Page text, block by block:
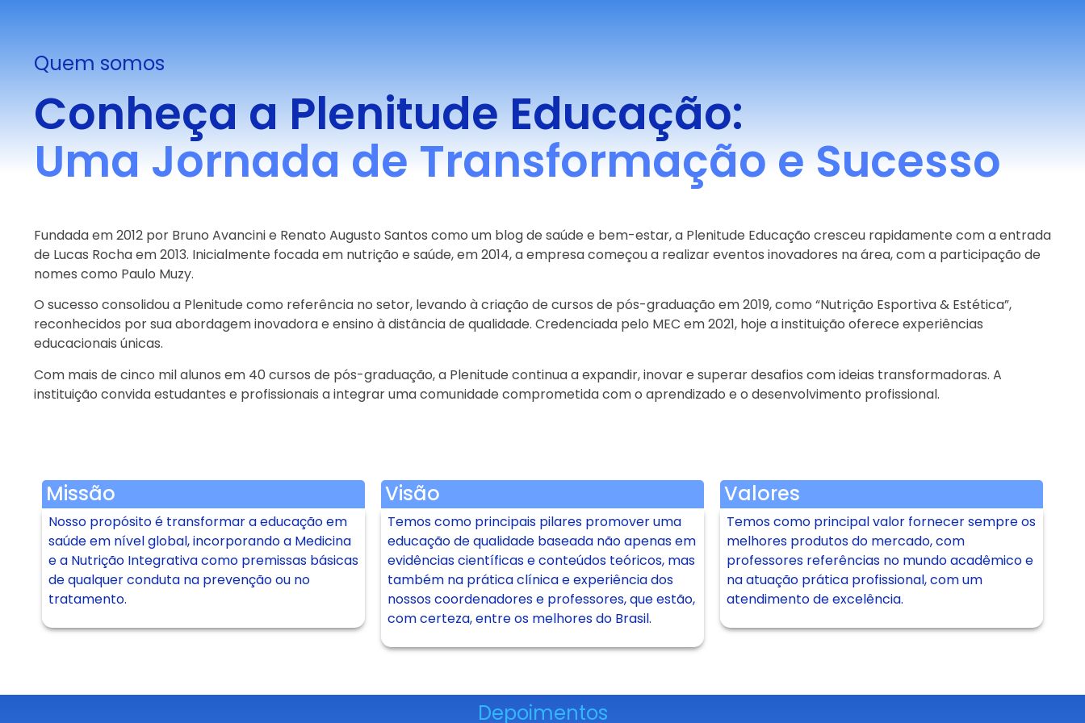
Quem somos
Conheça a Plenitude Educação:
Uma Jornada de Transformação e Sucesso
Fundada em 2012 por Bruno Avancini e Renato Augusto Santos como um blog de saúde e bem-estar, a Plenitude Educação cresceu rapidamente com a entrada
de Lucas Rocha em 2013. Inicialmente focada em nutrição e saúde, em 2014, a empresa começou a realizar eventos inovadores na área, com a participação de
nomes como Paulo Muzy.
O sucesso consolidou a Plenitude como referência no setor, levando à criação de cursos de pós-graduação em 2019, como “Nutrição Esportiva & Estética”,
reconhecidos por sua abordagem inovadora e ensino à distância de qualidade. Credenciada pelo MEC em 2021, hoje a instituição oferece experiências
educacionais únicas.
Com mais de cinco mil alunos em 40 cursos de pós-graduação, a Plenitude continua a expandir, inovar e superar desafios com ideias transformadoras. A
instituição convida estudantes e profissionais a integrar uma comunidade comprometida com o aprendizado e o desenvolvimento profissional.
Missão
Nosso propósito é transformar a educação em
saúde em nível global, incorporando a Medicina
e a Nutrição Integrativa como premissas básicas
de qualquer conduta na prevenção ou no
tratamento.
Visão
Temos como principais pilares promover uma
educação de qualidade baseada não apenas em
evidências científicas e conteúdos teóricos, mas
também na prática clínica e experiência dos
nossos coordenadores e professores, que estão,
com certeza, entre os melhores do Brasil.
Valores
Temos como principal valor fornecer sempre os
melhores produtos do mercado, com
professores referências no mundo acadêmico e
na atuação prática profissional, com um
atendimento de excelência.
Depoimentos